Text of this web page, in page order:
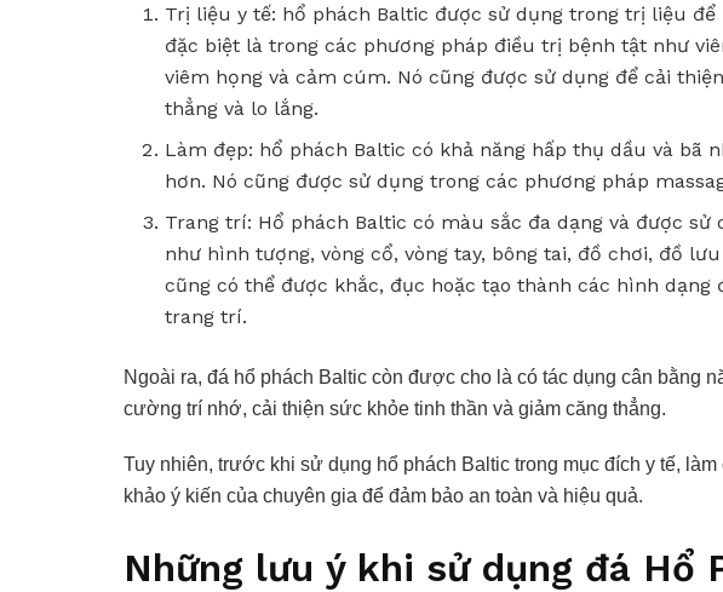
Trị liệu y tế: hổ phách Baltic được sử dụng trong trị liệu
đặc biệt là trong các phương pháp điều trị bệnh tật như
viêm họng và cảm cúm. Nó cũng được sử dụng để cải
thẳng và lo lắng.
Làm đẹp: hổ phách Baltic có khả năng hấp thụ dầu và bã
hơn. Nó cũng được sử dụng trong các phương pháp
Trang trí: Hổ phách Baltic có màu sắc đa dạng và được
như hình tượng, vòng cổ, vòng tay, bông tai, đồ chơi, đồ
cũng có thể được khắc, đục hoặc tạo thành các hình dạng
trang trí.
Ngoài ra, đá hổ phách Baltic còn được cho là có tác dụng cân bằng
cường trí nhớ, cải thiện sức khỏe tinh thần và giảm căng thẳng.
Tuy nhiên, trước khi sử dụng hổ phách Baltic trong mục đích y tế,
khảo ý kiến ​​của chuyên gia để đảm bảo an toàn và hiệu quả.
Những lưu ý khi sử dụng đá Hổ